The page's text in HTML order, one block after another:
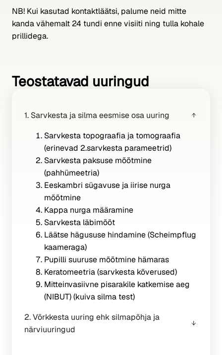
NB! Kui kasutad kontaktläätsi, palume neid mitte
kanda vähemalt 24 tundi enne visiiti ning tulla kohale
prillidega.
Teostatavad uuringud
1. Sarvkesta ja silma eesmise osa uuring
Sarvkesta topograafia ja tomograafia
(erinevad 2.sarvkesta parameetrid)
Sarvkesta paksuse mõõtmine
(pahhümeetria)
Eeskambri sügavuse ja iirise nurga
mõõtmine
Kappa nurga määramine
Sarvkesta läbimõõt
Läätse hägususe hindamine (Scheimpflug
kaameraga)
Pupilli suuruse mõõtmine hämaras
Keratomeetria (sarvkesta kõverused)
Mitteinvasiivne pisarakile katkemise aeg
(NIBUT) (kuiva silma test)
2. Võrkkesta uuring ehk silmapõhja ja
närviuuringud